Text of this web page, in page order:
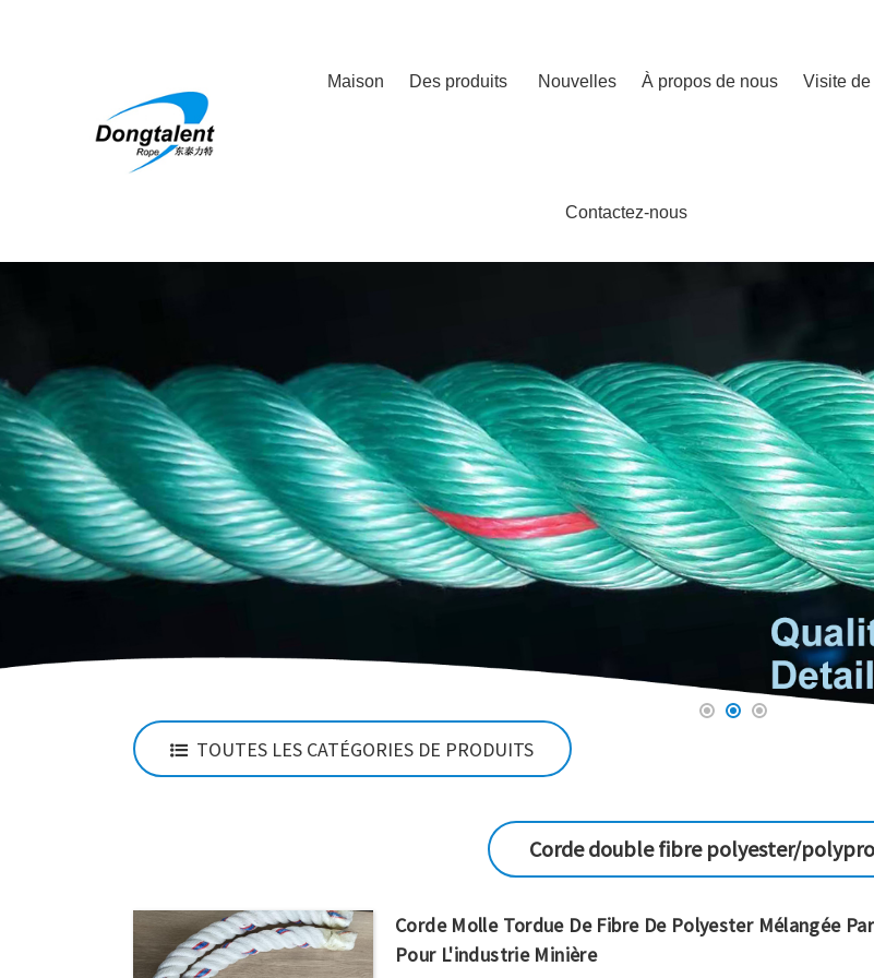
Maison Des produits Nouvelles À propos de nous Visite
Contactez-nous
TOUTES LES CATÉGORIES DE PRODUITS
Corde double fibre polyester/
Corde Molle Tordue De Fibre De Polyester Mélangée
Pour L'industrie Minière